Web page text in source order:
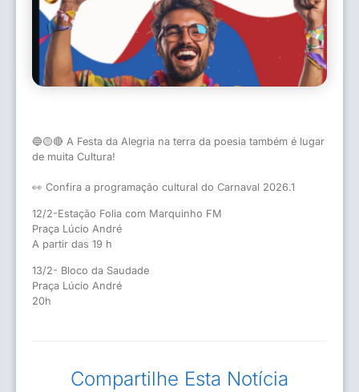
🔵🟡🔴 A Festa da Alegria na terra da poesia também é lugar
de muita Cultura!
👀 Confira a programação cultural do Carnaval 2026.1
12/2-Estação Folia com Marquinho FM
Praça Lúcio André
A partir das 19 h
13/2- Bloco da Saudade
Praça Lúcio André
20h
Compartilhe Esta Notícia